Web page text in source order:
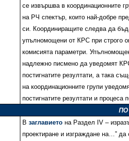
се извършва в координационните
на РЧ спектър, които най-добре
си. Координиращите следва да
упълномощени от КРС при строго
комисията параметри.
надлежно писмено да уведомят
постигнатите резултати, а така
на координационните групи
постигнатите резултати и процеса
ПО
Взаглавието на Раздел IV –
проектиране и изграждане на…” да